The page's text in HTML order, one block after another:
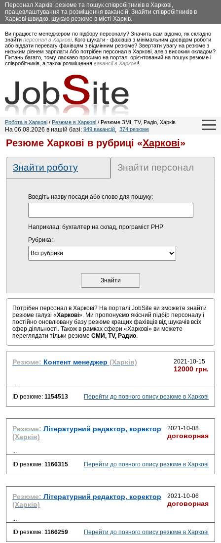
Персонал Харків: резюме та пошук співробітників в Харкові,
працевлаштування та розміщення вакансій. Знайти співробітників в
Харкові швидко, шукаю резюме в місті Харків.
Ви працюєте менеджером по підбору персоналу? Значить вам відомо, як складно
знайти персонал в Харкові. Кого шукати - фахівців з мінімальним досвідом роботи
або віддати перевагу фахівцям з відмінним резюме? Звертати увагу на резюме з
низьким рівнем зарплати Або потрібен персонал в Харкові, але з високим окладом?
Питань багато, тому ласкаво просимо на портал, орієнтований на пошук резюме і
співробітників, а також розміщення вакансії в Харкові!
Робота в Харкові / Резюме в Харкові / Резюме ЗМІ, TV, Радіо, Харків
На 06.08.2026 в нашій базі: 949 вакансій, 374 резюме
Резюме Харкові в рубриці «Харкові»
Знайти роботу Знайти персонал
Введіть назву посади або слово для пошуку:
Наприклад: бухгалтер на склад, програміст PHP
Рубрика:
Потрібен персонал в Харкові? На порталі JobSite ви зможете знайти
резюме галузі «Харкові». Ми пропонуємо якісний підбір персоналу і
постійно оновлювану базу резюме кращих фахівців від шукачів всіх
сфер діяльності. Також в рамках сфери «Харкові» ви можете
переглядати тільки резюме СМИ, TV, Радио.
Резюме: Контент менеджер (Харків) 2021-10-15
12000 грн.
...
ID резюме: 1154513 Перейти до повного опису резюме в Харкові
Резюме: Літературний редактор, коректор
(Харків)
2021-10-08
договорная
...
ID резюме: 1166315 Перейти до повного опису резюме в Харкові
Резюме: Літературний редактор, коректор
(Харків)
2021-10-06
договорная
...
ID резюме: 1166259 Перейти до повного опису резюме в Харкові